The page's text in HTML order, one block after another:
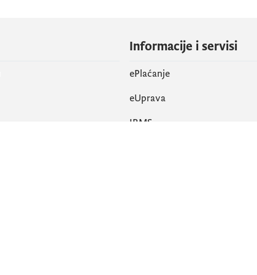
Informacije i servisi
ePlaćanje
eUprava
IRMS